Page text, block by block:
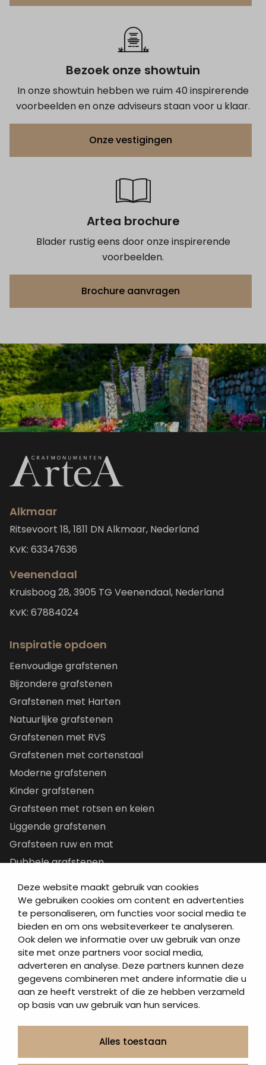
Deze website maakt gebruik van cookies
We gebruiken cookies om content en advertenties
te personaliseren, om functies voor social media te
bieden en om ons websiteverkeer te analyseren.
Ook delen we informatie over uw gebruik van onze
site met onze partners voor social media,
adverteren en analyse. Deze partners kunnen deze
gegevens combineren met andere informatie die u
aan ze heeft verstrekt of die ze hebben verzameld
op basis van uw gebruik van hun services.
Alles toestaan
Bezoek onze showtuin
In onze showtuin hebben we ruim 40 inspirerende
voorbeelden en onze adviseurs staan voor u klaar.
Onze vestigingen
Artea brochure
Blader rustig eens door onze inspirerende
voorbeelden.
Brochure aanvragen
Alkmaar
Ritsevoort 18, 1811 DN Alkmaar, Nederland
KvK: 63347636
Veenendaal
Kruisboog 28, 3905 TG Veenendaal, Nederland
KvK: 67884024
Inspiratie opdoen
Eenvoudige grafstenen
Bijzondere grafstenen
Grafstenen met Harten
Natuurlijke grafstenen
Grafstenen met RVS
Grafstenen met cortenstaal
Moderne grafstenen
Kinder grafstenen
Grafsteen met rotsen en keien
Liggende grafstenen
Grafsteen ruw en mat
Dubbele grafstenen
Letterplaten
Grafzerken kopen
Direct naar
Grafstenen
As artikelen
Urngrafmonumenten
Informatie
Contact